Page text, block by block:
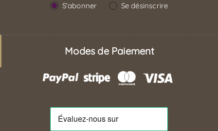
S'abonner Se désinscrire
Modes de Paiement